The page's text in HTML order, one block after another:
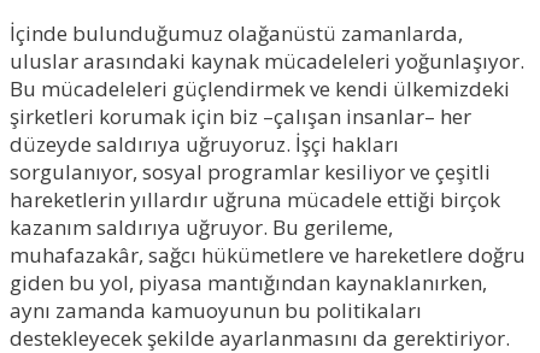
İçinde bulunduğumuz olağanüstü zamanlarda,
uluslar arasındaki kaynak mücadeleleri yoğunlaşıyor.
Bu mücadeleleri güçlendirmek ve kendi ülkemizdeki
şirketleri korumak için biz –çalışan insanlar– her
düzeyde saldırıya uğruyoruz. İşçi hakları
sorgulanıyor, sosyal programlar kesiliyor ve çeşitli
hareketlerin yıllardır uğruna mücadele ettiği birçok
kazanım saldırıya uğruyor. Bu gerileme,
muhafazakâr, sağcı hükümetlere ve hareketlere doğru
giden bu yol, piyasa mantığından kaynaklanırken,
aynı zamanda kamuoyunun bu politikaları
destekleyecek şekilde ayarlanmasını da gerektiriyor.